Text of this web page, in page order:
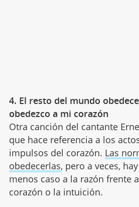
4. El resto del mundo
obedezco a mi corazón
Otra canción del cantante
que hace referencia a los
impulsos del corazón. Las
obedecerlas, pero a veces,
menos caso a la razón frente
corazón o la intuición.